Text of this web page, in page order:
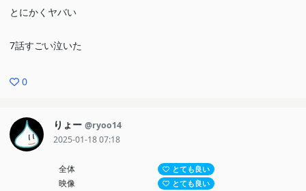
とにかくヤバい
7話すごい泣いた
0
りょー @ryoo14
2025-01-18 07:18
全体 とても良い
映像 とても良い